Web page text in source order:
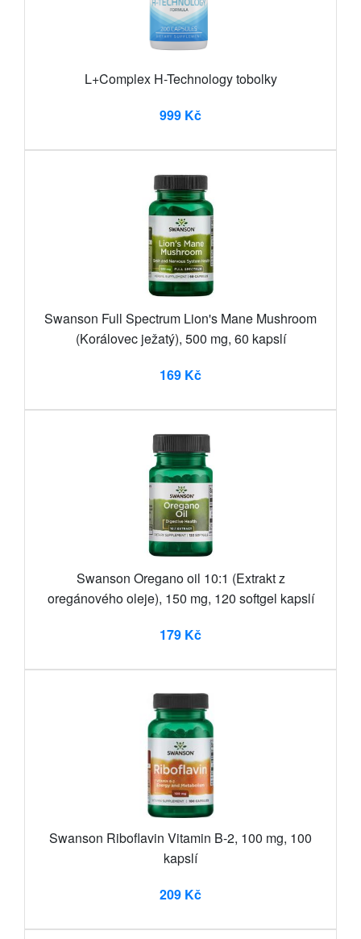
L+Complex H-Technology tobolky
999 Kč
Swanson Full Spectrum Lion's Mane Mushroom
(Korálovec ježatý), 500 mg, 60 kapslí
169 Kč
Swanson Oregano oil 10:1 (Extrakt z
oregánového oleje), 150 mg, 120 softgel kapslí
179 Kč
Swanson Riboflavin Vitamin B-2, 100 mg, 100
kapslí
209 Kč